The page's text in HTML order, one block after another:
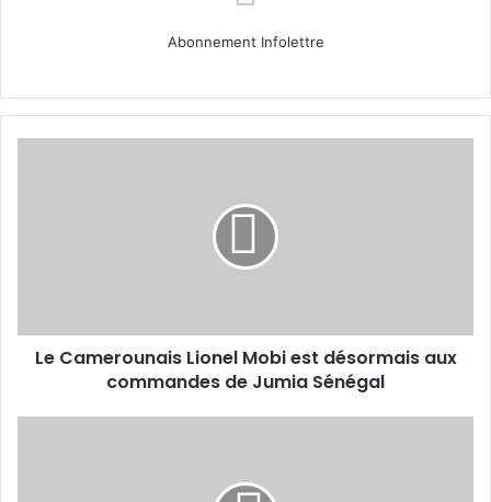
Abonnement Infolettre
de
Jumia
Le Camerounais Lionel Mobi est désormais aux
commandes de Jumia Sénégal